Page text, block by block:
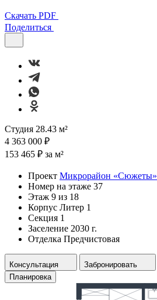
Скачать PDF
Поделиться
Студия 28.43 м²
4 363 000 ₽
153 465 ₽ за м²
Проект Микрорайон «Сюжеты»
Номер на этаже 37
Этаж 9 из 18
Корпус Литер 1
Секция 1
Заселение 2030 г.
Отделка Предчистовая
Консультация
Забронировать
Планировка